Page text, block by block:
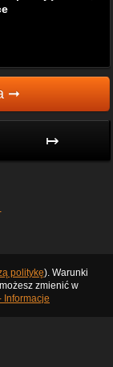
➞
↦
politykę). Warunki
zmienić w
Informacje